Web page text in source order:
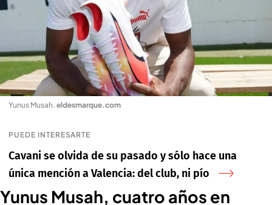
Yunus Musah. eldesmarque.com
PUEDE INTERESARTE
Cavani se olvida de su pasado y sólo hace una
única mención a Valencia: del club, ni pío
Yunus Musah, cuatro años en